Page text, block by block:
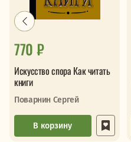
770 ₽
Искусство спора Как читать
книги
Поварнин Сергей
В корзину